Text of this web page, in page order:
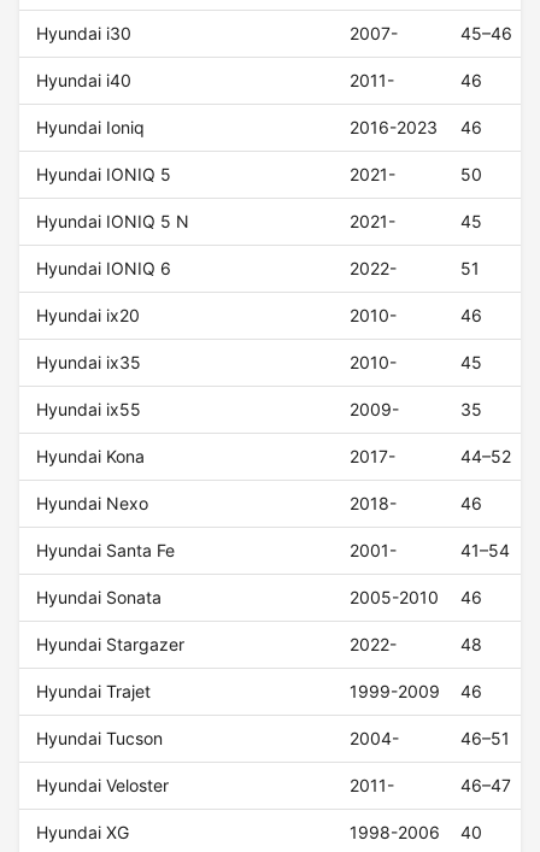
Hyundai i30 2007- 45–46
Hyundai i40 2011- 46
Hyundai Ioniq 2016-2023 46
Hyundai IONIQ 5 2021- 50
Hyundai IONIQ 5 N 2021- 45
Hyundai IONIQ 6 2022- 51
Hyundai ix20 2010- 46
Hyundai ix35 2010- 45
Hyundai ix55 2009- 35
Hyundai Kona 2017- 44–52
Hyundai Nexo 2018- 46
Hyundai Santa Fe 2001- 41–54
Hyundai Sonata 2005-2010 46
Hyundai Stargazer 2022- 48
Hyundai Trajet 1999-2009 46
Hyundai Tucson 2004- 46–51
Hyundai Veloster 2011- 46–47
Hyundai XG 1998-2006 40